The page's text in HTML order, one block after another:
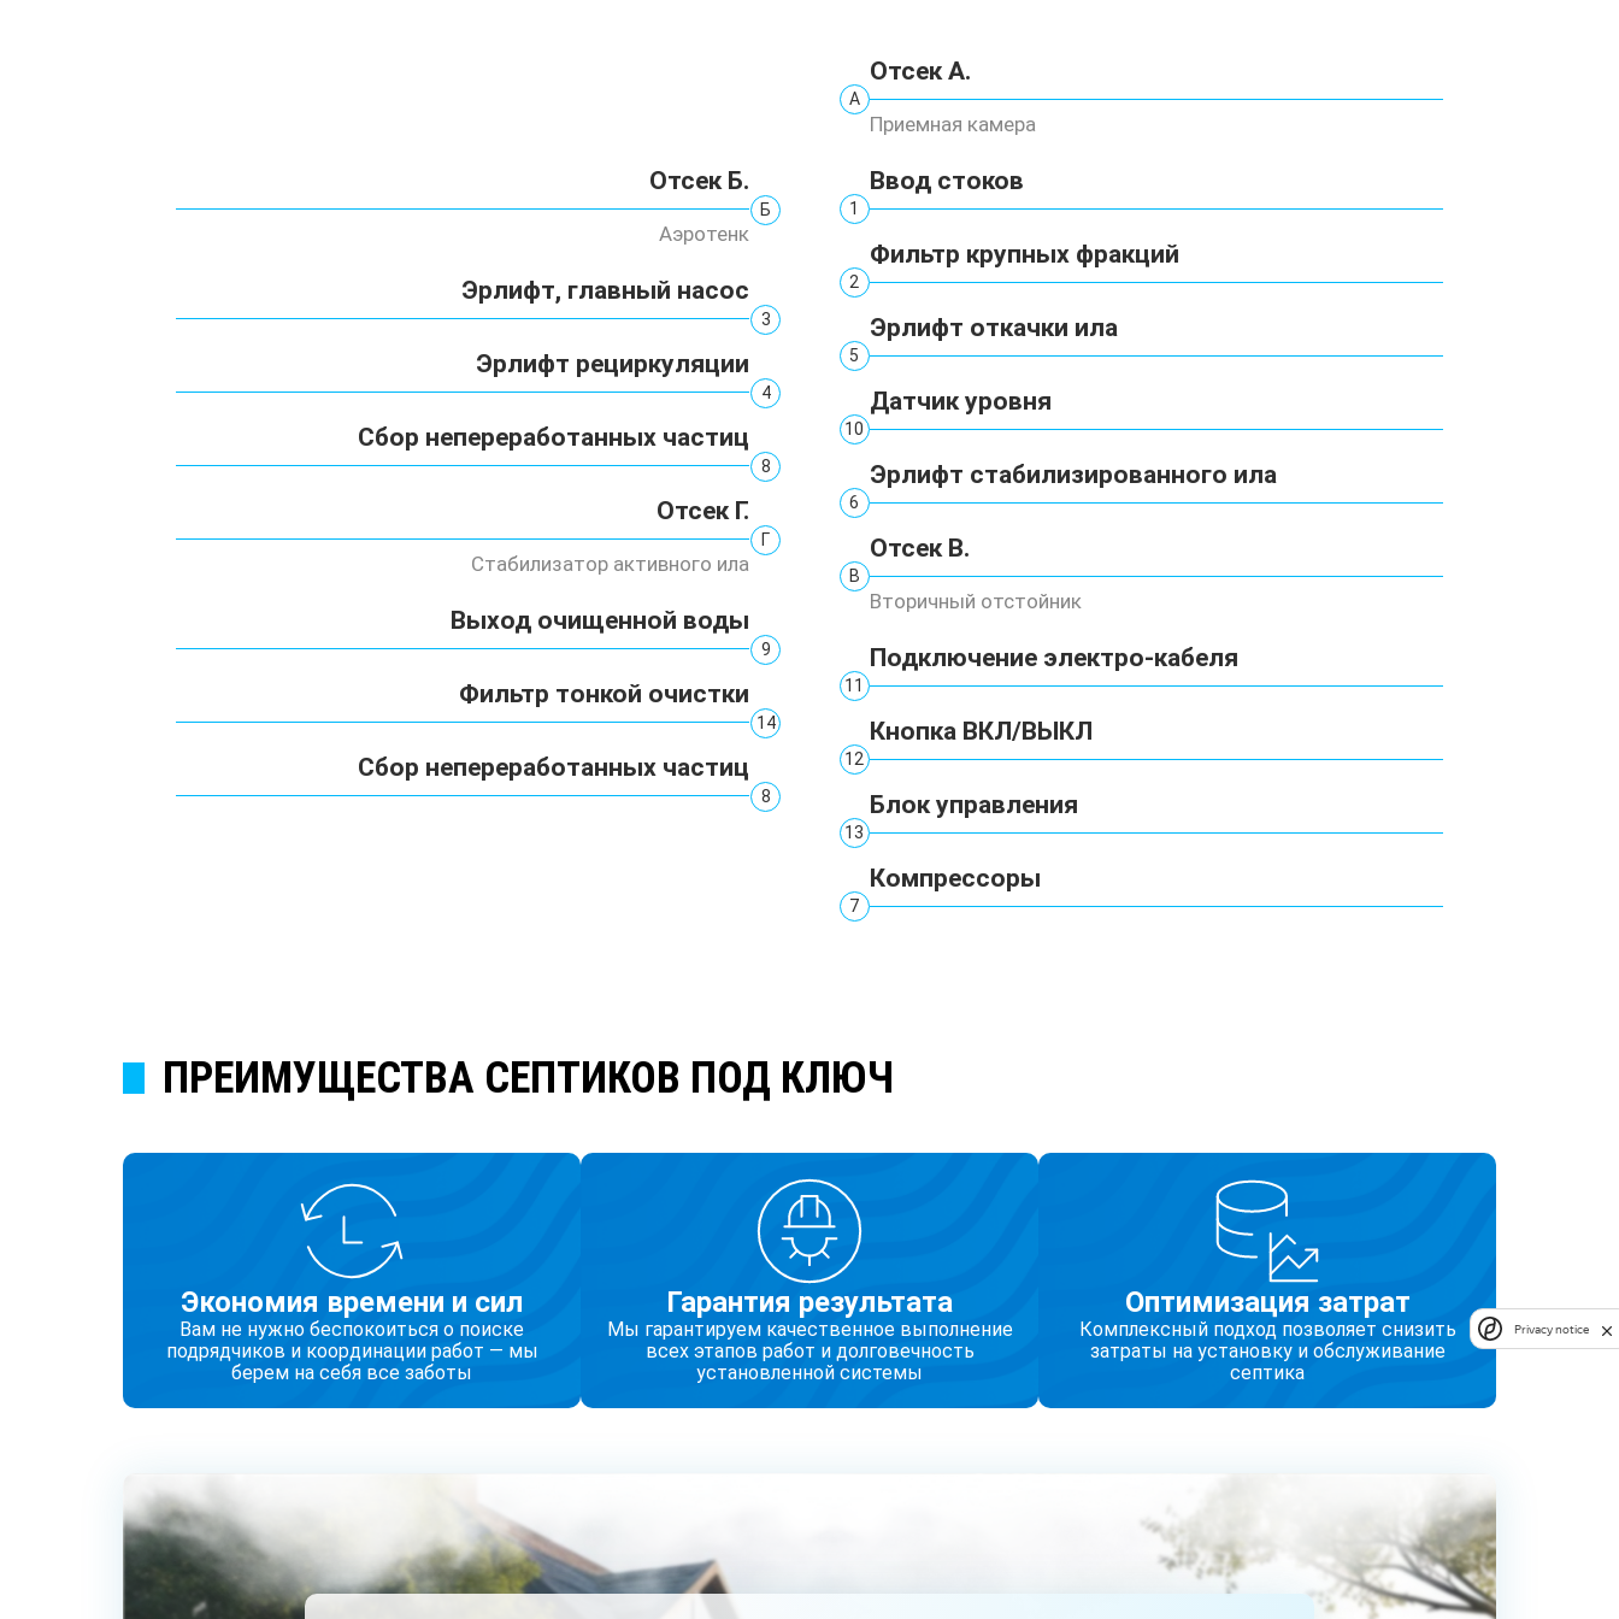
Отсек Б.
Б
Аэротенк
Эрлифт, главный насос
3
Эрлифт рециркуляции
4
Сбор непереработанных частиц
8
Отсек Г.
Г
Стабилизатор активного ила
Выход очищенной воды
9
Фильтр тонкой очистки
14
Сбор непереработанных частиц
8
Отсек А.
А
Приемная камера
Ввод стоков
1
Фильтр крупных фракций
2
Эрлифт откачки ила
5
Датчик уровня
10
Эрлифт стабилизированного ила
6
Отсек В.
В
Вторичный отстойник
Подключение электро-кабеля
11
Кнопка ВКЛ/ВЫКЛ
12
Блок управления
13
Компрессоры
7
ПРЕИМУЩЕСТВА СЕПТИКОВ ПОД КЛЮЧ
Экономия времени и сил
Вам не нужно беспокоиться о поиске
подрядчиков и координации работ — мы
берем на себя все заботы
Гарантия результата
Мы гарантируем качественное выполнение
всех этапов работ и долговечность
установленной системы
Оптимизация затрат
Комплексный подход позволяет снизить
затраты на установку и обслуживание
септика
Privacy notice